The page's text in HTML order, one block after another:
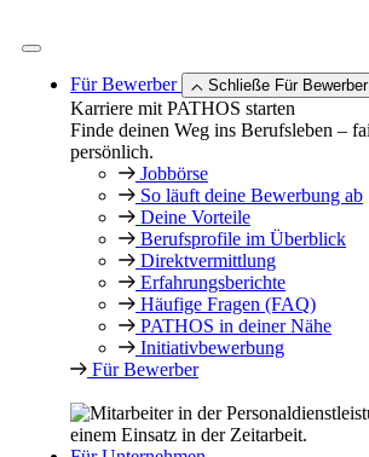
Inhalt
Für Bewerber
Schließe Für Bewerber
Karriere mit PATHOS starten
Finde deinen Weg ins Berufsleben –
persönlich.
Jobbörse
So läuft deine Bewerbung ab
Deine Vorteile
Berufsprofile im Überblick
Direktvermittlung
Erfahrungsberichte
Häufige Fragen (FAQ)
PATHOS in deiner Nähe
Initiativbewerbung
Für Bewerber